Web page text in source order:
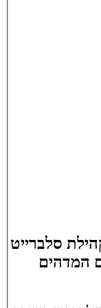
סלברייט
המדהים